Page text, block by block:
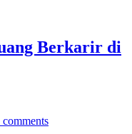
Berkarir di